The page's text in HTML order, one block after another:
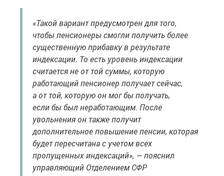
«Такой вариант предусмотрен для того,
чтобы пенсионеры смогли получить более
существенную прибавку в результате
индексации. То есть уровень индексации
считается не от той суммы, которую
работающий пенсионер получает сейчас,
а от той, которую он мог бы получать,
если бы был неработающим. После
увольнения он также получит
дополнительное повышение пенсии, которая
будет пересчитана с учетом всех
пропущенных индексаций», — пояснил
управляющий Отделением СФР